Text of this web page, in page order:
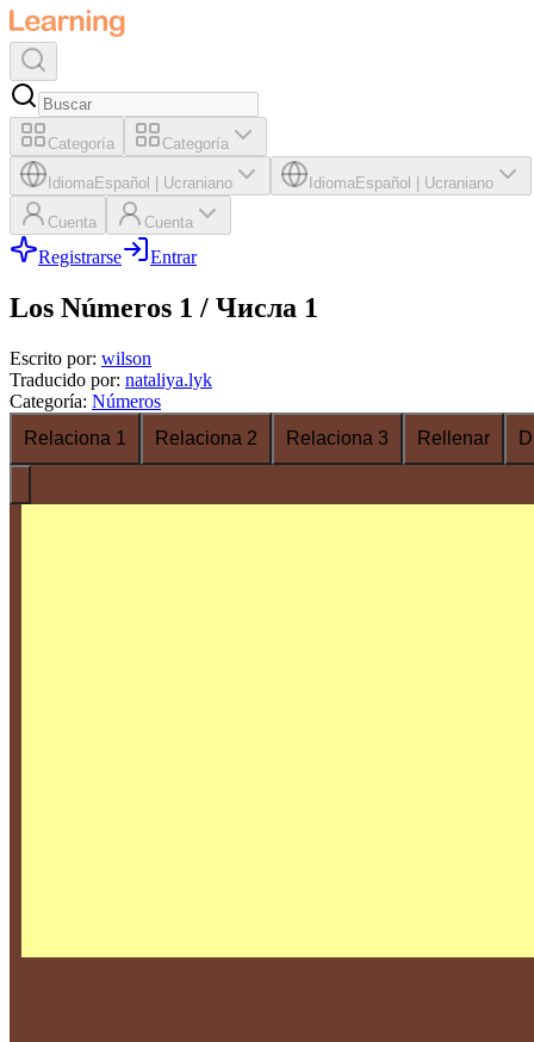
Categoría Categoría
IdiomaEspañol Ucraniano IdiomaEspañol Ucraniano
Cuenta Cuenta
Registrarse Entrar
Los Números 1 / Числа 1
Escrito por: wilson
Traducido por: nataliya.lyk
Categoría: Números
Relaciona 1
Relaciona 2 Relaciona 3 Rellenar